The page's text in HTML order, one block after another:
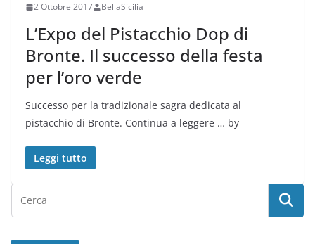
2 Ottobre 2017 BellaSicilia
L’Expo del Pistacchio Dop di
Bronte. Il successo della festa
per l’oro verde
Successo per la tradizionale sagra dedicata al
pistacchio di Bronte. Continua a leggere … by
Leggi tutto